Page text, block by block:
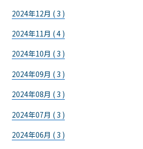
2024年12月 ( 3 )
2024年11月 ( 4 )
2024年10月 ( 3 )
2024年09月 ( 3 )
2024年08月 ( 3 )
2024年07月 ( 3 )
2024年06月 ( 3 )